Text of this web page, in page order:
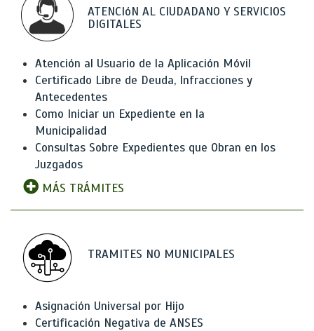
ATENCIóN AL CIUDADANO Y SERVICIOS
DIGITALES
Atención al Usuario de la Aplicación Móvil
Certificado Libre de Deuda, Infracciones y
Antecedentes
Como Iniciar un Expediente en la
Municipalidad
Consultas Sobre Expedientes que Obran en los
Juzgados
MÁS TRÁMITES
TRAMITES NO MUNICIPALES
Asignación Universal por Hijo
Certificación Negativa de ANSES